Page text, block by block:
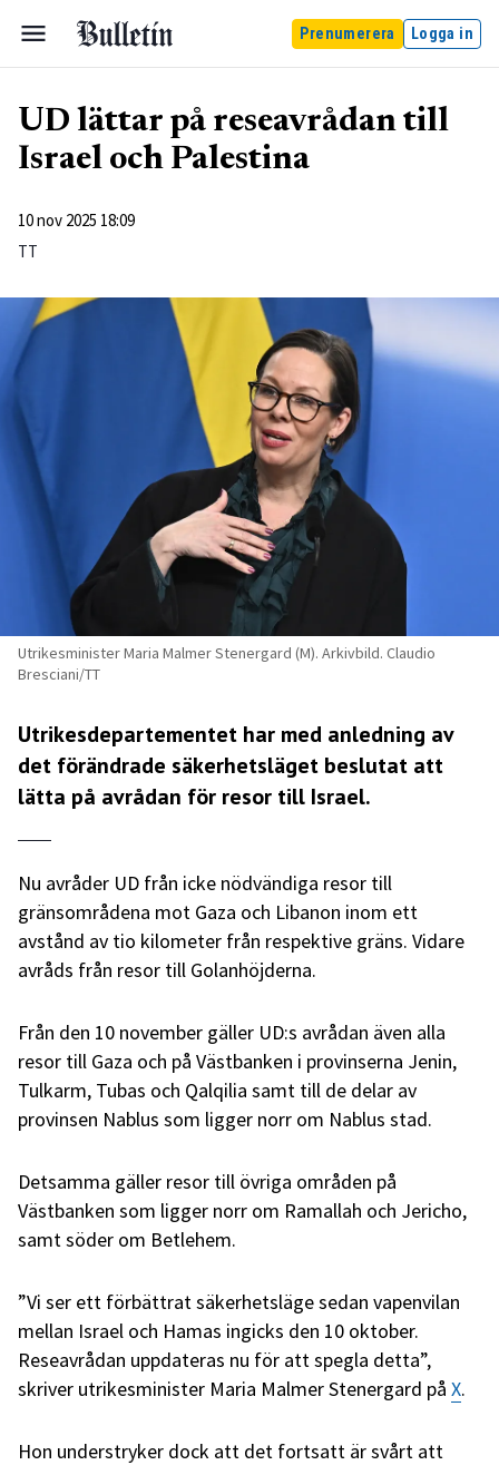
Prenumerera Logga in
UD lättar på reseavrådan till
Israel och Palestina
10 nov 2025 18:09
TT
Utrikesminister Maria Malmer Stenergard (M). Arkivbild. Claudio
Bresciani/TT
Utrikesdepartementet har med anledning av
det förändrade säkerhetsläget beslutat att
lätta på avrådan för resor till Israel.
Nu avråder UD från icke nödvändiga resor till
gränsområdena mot Gaza och Libanon inom ett
avstånd av tio kilometer från respektive gräns. Vidare
avråds från resor till Golanhöjderna.
Från den 10 november gäller UD:s avrådan även alla
resor till Gaza och på Västbanken i provinserna Jenin,
Tulkarm, Tubas och Qalqilia samt till de delar av
provinsen Nablus som ligger norr om Nablus stad.
Detsamma gäller resor till övriga områden på
Västbanken som ligger norr om Ramallah och Jericho,
samt söder om Betlehem.
”Vi ser ett förbättrat säkerhetsläge sedan vapenvilan
mellan Israel och Hamas ingicks den 10 oktober.
Reseavrådan uppdateras nu för att spegla detta”,
skriver utrikesminister Maria Malmer Stenergard på X.
Hon understryker dock att det fortsatt är svårt att